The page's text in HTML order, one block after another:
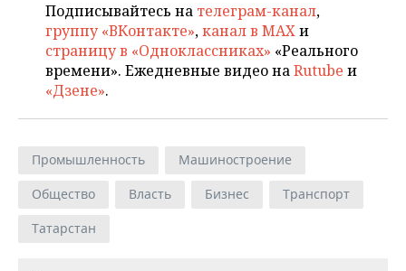
Подписывайтесь на телеграм-канал,
группу «ВКонтакте»,канал в MAXи
страницу в «Одноклассниках» «Реального
времени». Ежедневные видео наRutube и
«Дзене».
Промышленность
Машиностроение
Общество
Власть Бизнес
Транспорт
Татарстан